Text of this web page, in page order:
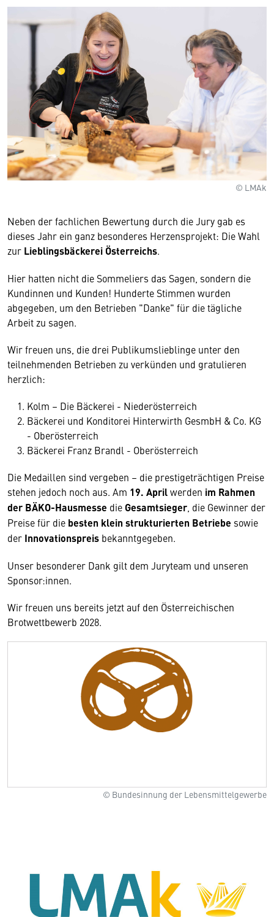
© LMAk
Neben der fachlichen Bewertung durch die Jury gab es
dieses Jahr ein ganz besonderes Herzensprojekt: Die Wahl
zur Lieblingsbäckerei Österreichs.
Hier hatten nicht die Sommeliers das Sagen, sondern die
Kundinnen und Kunden! Hunderte Stimmen wurden
abgegeben, um den Betrieben "Danke" für die tägliche
Arbeit zu sagen.
Wir freuen uns, die drei Publikumslieblinge unter den
teilnehmenden Betrieben zu verkünden und gratulieren
herzlich:
Kolm – Die Bäckerei - Niederösterreich
Bäckerei und Konditorei Hinterwirth GesmbH & Co. KG
- Oberösterreich
Bäckerei Franz Brandl - Oberösterreich
Die Medaillen sind vergeben – die prestigeträchtigen Preise
stehen jedoch noch aus. Am 19. Aprilwerden im Rahmen
der BÄKO-Hausmesse die Gesamtsieger , die Gewinner der
Preise für die besten klein strukturierten Betriebe sowie
der Innovationspreis bekanntgegeben.
Unser besonderer Dank gilt dem Juryteam und unseren
Sponsor:innen.
Wir freuen uns bereits jetzt auf den Österreichischen
Brotwettbewerb 2028.
© Bundesinnung der Lebensmittelgewerbe